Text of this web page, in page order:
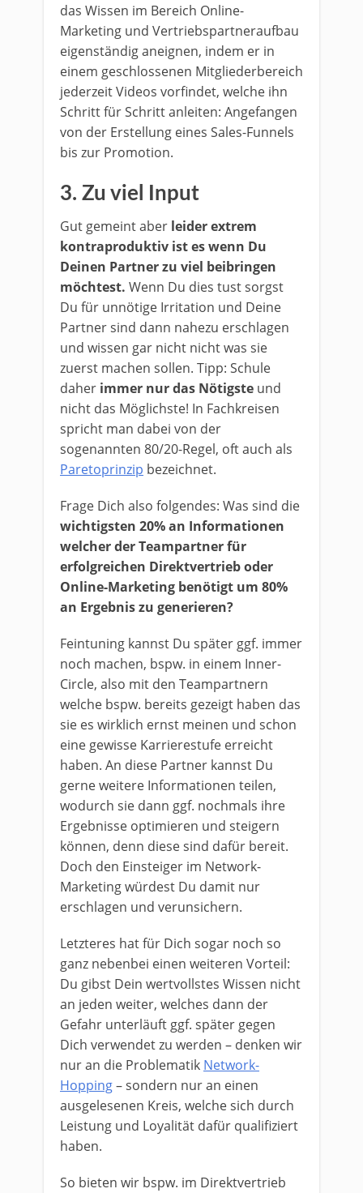
das Wissen im Bereich Online-
Marketing und Vertriebspartneraufbau
eigenständig aneignen, indem er in
einem geschlossenen Mitgliederbereich
jederzeit Videos vorfindet, welche ihn
Schritt für Schritt anleiten: Angefangen
von der Erstellung eines Sales-Funnels
bis zur Promotion.
3. Zu viel Input
Gut gemeint aber leider extrem
kontraproduktiv ist es wenn Du
Deinen Partner zu viel beibringen
möchtest. Wenn Du dies tust sorgst
Du für unnötige Irritation und Deine
Partner sind dann nahezu erschlagen
und wissen gar nicht nicht was sie
zuerst machen sollen. Tipp: Schule
daher immer nur das Nötigste und
nicht das Möglichste! In Fachkreisen
spricht man dabei von der
sogenannten 80/20-Regel, oft auch als
Paretoprinzip bezeichnet.
Frage Dich also folgendes: Was sind die
wichtigsten 20% an Informationen
welcher der Teampartner für
erfolgreichen Direktvertrieb oder
Online-Marketing benötigt um 80%
an Ergebnis zu generieren?
Feintuning kannst Du später ggf. immer
noch machen, bspw. in einem Inner-
Circle, also mit den Teampartnern
welche bspw. bereits gezeigt haben das
sie es wirklich ernst meinen und schon
eine gewisse Karrierestufe erreicht
haben. An diese Partner kannst Du
gerne weitere Informationen teilen,
wodurch sie dann ggf. nochmals ihre
Ergebnisse optimieren und steigern
können, denn diese sind dafür bereit.
Doch den Einsteiger im Network-
Marketing würdest Du damit nur
erschlagen und verunsichern.
Letzteres hat für Dich sogar noch so
ganz nebenbei einen weiteren Vorteil:
Du gibst Dein wertvollstes Wissen nicht
an jeden weiter, welches dann der
Gefahr unterläuft ggf. später gegen
Dich verwendet zu werden – denken wir
nur an die Problematik Network-
Hopping– sondern nur an einen
ausgelesenen Kreis, welche sich durch
Leistung und Loyalität dafür qualifiziert
haben.
So bieten wir bspw. im Direktvertrieb